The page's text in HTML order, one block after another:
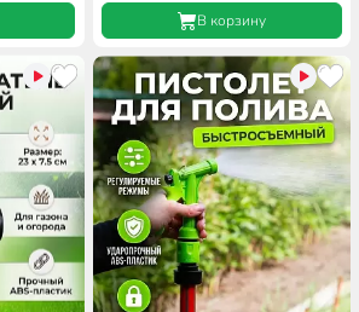
В корзину